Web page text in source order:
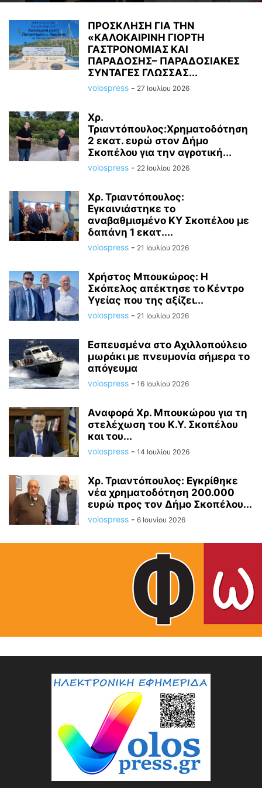
ΠΡΟΣΚΛΗΣΗ ΓΙΑ ΤΗΝ
«ΚΑΛΟΚΑΙΡΙΝΗ ΓΙΟΡΤΗ
ΓΑΣΤΡΟΝΟΜΙΑΣ ΚΑΙ
ΠΑΡΑΔΟΣΗΣ– ΠΑΡΑΔΟΣΙΑΚΕΣ
ΣΥΝΤΑΓΕΣ ΓΛΩΣΣΑΣ...
volospress - 27 Ιουλίου 2026
Χρ.
Τριαντόπουλος:Χρηματοδότηση
2 εκατ. ευρώ στον Δήμο
Σκοπέλου για την αγροτική...
volospress - 22 Ιουλίου 2026
Χρ. Τριαντόπουλος:
Εγκαινιάστηκε το
αναβαθμισμένο ΚΥ Σκοπέλου με
δαπάνη 1 εκατ....
volospress - 21 Ιουλίου 2026
Χρήστος Μπουκώρος: Η
Σκόπελος απέκτησε το Κέντρο
Υγείας που της αξίζει...
volospress - 21 Ιουλίου 2026
Εσπευσμένα στο Αχιλλοπούλειο
μωράκι με πνευμονία σήμερα το
απόγευμα
volospress - 16 Ιουλίου 2026
Αναφορά Χρ. Μπουκώρου για τη
στελέχωση του Κ.Υ. Σκοπέλου
και του...
volospress - 14 Ιουλίου 2026
Χρ. Τριαντόπουλος: Εγκρίθηκε
νέα χρηματοδότηση 200.000
ευρώ προς τον Δήμο Σκοπέλου...
volospress - 6 Ιουνίου 2026